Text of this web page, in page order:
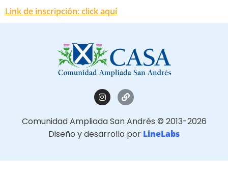
Link de inscripción: click aquí
Comunidad Ampliada San Andrés © 2013-2026
Diseño y desarrollo por LineLabs